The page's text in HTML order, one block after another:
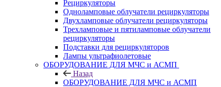
Рециркуляторы
Одноламповые облучатели рециркуляторы
Двухламповые облучатели рециркуляторы
Трехламповые и пятиламповые облучатели
рециркуляторы
Подставки для рециркуляторов
Лампы ультрафиолетовые
ОБОРУДОВАНИЕ ДЛЯ МЧС и АСМП
Назад
ОБОРУДОВАНИЕ ДЛЯ МЧС и АСМП